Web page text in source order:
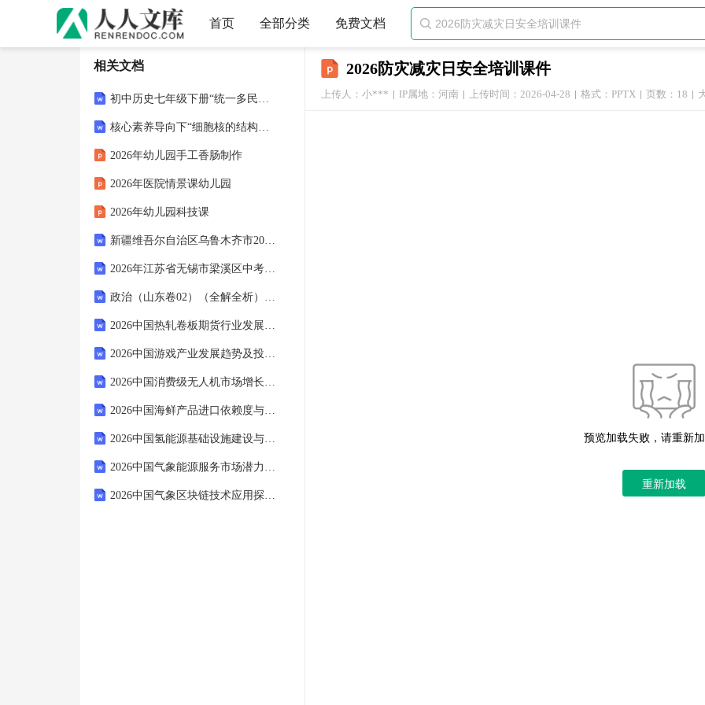
首页 全部分类 免费文档 
2026防灾减灾日安全培训课件
上传人：小*** IP属地：河南 上传时间：2026-04-28 格式：PPTX 页数：18
预览加载失败，请重新
重新加载
相关文档
初中历史七年级下册“统一多民族国家的巩固与发展”单元主题教学教案
核心素养导向下“细胞核的结构与功能”深度学习教学设计-高中一年级生物学必修一《分子与细胞》
2026年幼儿园手工香肠制作
2026年医院情景课幼儿园
2026年幼儿园科技课
新疆维吾尔自治区乌鲁木齐市2026年中考二模历史试题（含答案）
2026年江苏省无锡市梁溪区中考物理一模试卷（含答案）
政治（山东卷02）（全解全析）-2026年高考考前预测卷
2026中国热轧卷板期货行业发展动态与前景预测报告
2026中国游戏产业发展趋势及投资潜力研究报告
2026中国消费级无人机市场增长驱动因素与竞争策略报告
2026中国海鲜产品进口依赖度与本土化生产可行性报告
2026中国氢能源基础设施建设与政策支持分析报告
2026中国气象能源服务市场潜力评估与投资策略报告
2026中国气象区块链技术应用探索与前景分析报告